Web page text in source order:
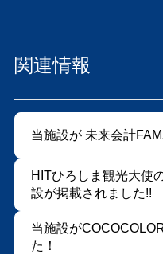
関連情報
当施設が 未来会計
HITひろしま観光大使
設が掲載されました!!
当施設が
た！